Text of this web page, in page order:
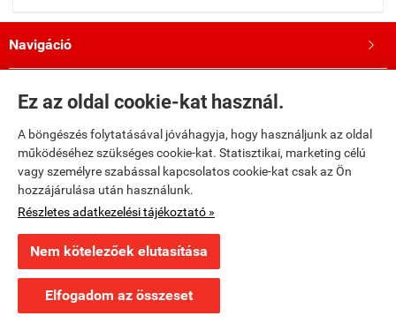
Ez az oldal cookie-kat használ.
A böngészés folytatásával jóváhagyja, hogy használjunk az oldal
működéséhez szükséges cookie-kat. Statisztikai, marketing célú
vagy személyre szabással kapcsolatos cookie-kat csak az Ön
hozzájárulása után használunk.
Részletes adatkezelési tájékoztató »
Nem kötelezőek elutasítása
Elfogadom az összeset
Navigáció 
Saját fiók
Bemutatkozás 
Kövess minket a Facebookon!
Adatkezelési tájékoztató
Webáruház készítésa StartÜzlettel.